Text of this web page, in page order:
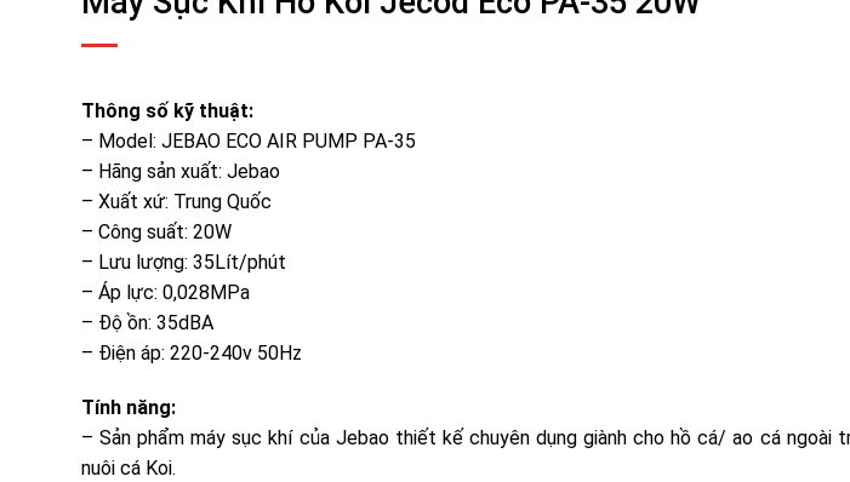
Thông số kỹ thuật:
– Model: JEBAO ECO AIR PUMP PA-35
– Hãng sản xuất: Jebao
– Xuất xứ: Trung Quốc
– Công suất: 20W
– Lưu lượng: 35Lít/phút
– Áp lực: 0,028MPa
– Độ ồn: 35dBA
– Điện áp: 220-240v 50Hz
Tính năng:
– Sản phẩm máy sục khí của Jebao thiết kế chuyên dụng giành cho hồ cá/ ao cá ngoài
nuôi cá Koi.